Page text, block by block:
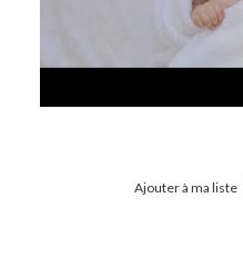
Ajouter à ma liste